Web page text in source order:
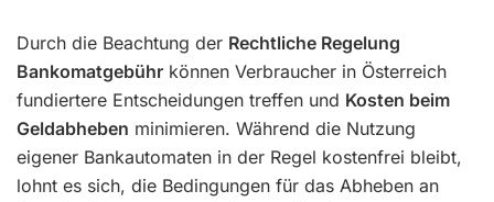
Durch die Beachtung der Rechtliche Regelung
Bankomatgebühr können Verbraucher in Österreich
fundiertere Entscheidungen treffen und Kosten beim
Geldabheben minimieren. Während die Nutzung
eigener Bankautomaten in der Regel kostenfrei bleibt,
lohnt es sich, die Bedingungen für das Abheben an